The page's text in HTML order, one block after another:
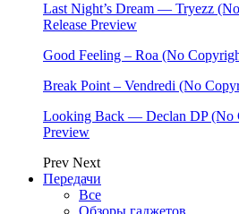
Last Night’s Dream — Tryezz
Release Preview
Good Feeling – Roa (No
Break Point – Vendredi (No
Looking Back — Declan DP (No
Preview
Prev Next
Передачи
Все
Обзоры гаджетов